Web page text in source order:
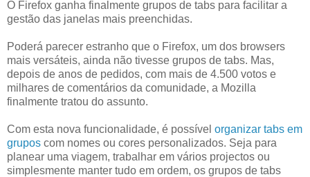
O Firefox ganha finalmente grupos de tabs para facilitar a
gestão das janelas mais preenchidas.
Poderá parecer estranho que o Firefox, um dos browsers
mais versáteis, ainda não tivesse grupos de tabs. Mas,
depois de anos de pedidos, com mais de 4.500 votos e
milhares de comentários da comunidade, a Mozilla
finalmente tratou do assunto.
Com esta nova funcionalidade, é possível organizar tabs em
grupos com nomes ou cores personalizados. Seja para
planear uma viagem, trabalhar em vários projectos ou
simplesmente manter tudo em ordem, os grupos de tabs